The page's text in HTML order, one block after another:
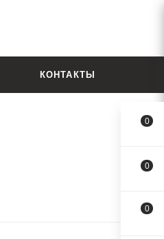
КОНТАКТЫ
0
0
0